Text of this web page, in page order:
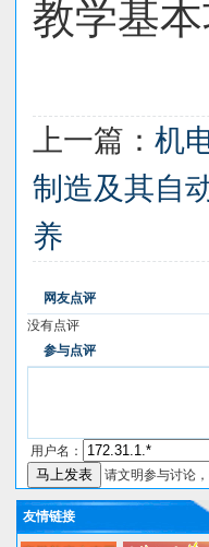
教学基
上一篇： 机
制造及其自
养
网友点评
没有点评
参与点评
用户名：
请文明参与讨论
友情链接